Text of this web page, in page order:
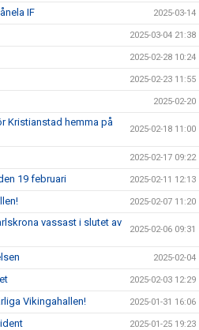
IF 2025-03-14
2025-03-04 21:38
2025-02-28 10:24
2025-02-23 11:55
2025-02-20
Kristianstad hemma på
2025-02-18 11:00
2025-02-17 09:22
19 februari 2025-02-11 12:13
2025-02-07 11:20
vassast i slutet av
2025-02-06 09:31
2025-02-04
2025-02-03 12:29
Vikingahallen! 2025-01-31 16:06
2025-01-25 19:23